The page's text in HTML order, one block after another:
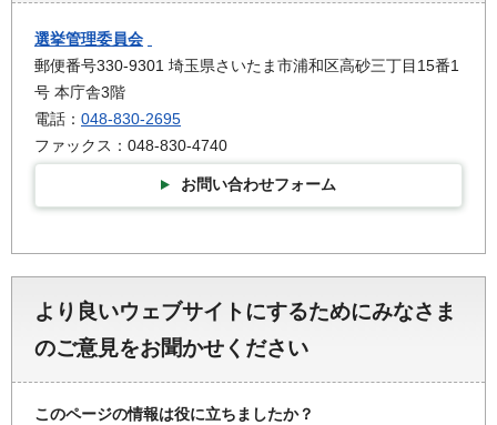
選挙管理委員会
郵便番号330-9301 埼玉県さいたま市浦和区高砂三丁目15番1
号 本庁舎3階
電話： 048-830-2695
ファックス：048-830-4740
お問い合わせフォーム
より良いウェブサイトにするためにみなさま
のご意見をお聞かせください
このページの情報は役に立ちましたか？